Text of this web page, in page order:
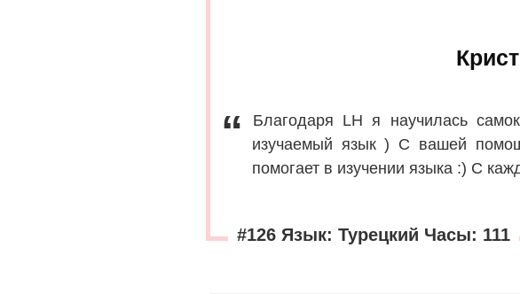
Благодаря LH я научилась
изучаемый язык ) С вашей
помогает в изучении языка :) С
#126 Язык: Турецкий Часы: 111